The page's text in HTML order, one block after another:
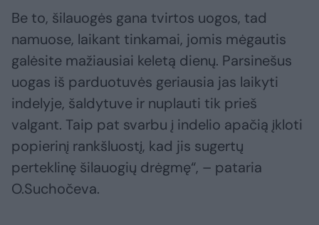
Be to, šilauogės gana tvirtos uogos, tad
namuose, laikant tinkamai, jomis mėgautis
galėsite mažiausiai keletą dienų. Parsinešus
uogas iš parduotuvės geriausia jas laikyti
indelyje, šaldytuve ir nuplauti tik prieš
valgant. Taip pat svarbu į indelio apačią įkloti
popierinį rankšluostį, kad jis sugertų
perteklinę šilauogių drėgmę“, – pataria
O.Suchočeva.